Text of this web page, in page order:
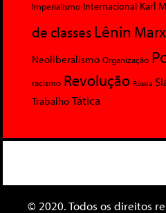
Imperialismo Internacional Karl
de classesLênin Marx
Neoliberalismo Organização
racismo Revolução Rússia
Trabalho Tática
© 2020. Todos os direitos